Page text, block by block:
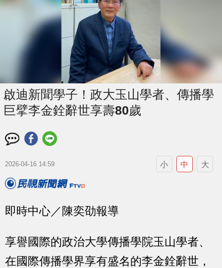
啟迪新聞學子！政大玉山學者、傳播學
巨擘李金銓辭世享壽80歲
2026-04-16 14:59 小 中 大
即時中心／陳奕劭報導
享譽國際的政治大學傳播學院玉山學者、
在國際傳播學界享有盛名的李金銓辭世，